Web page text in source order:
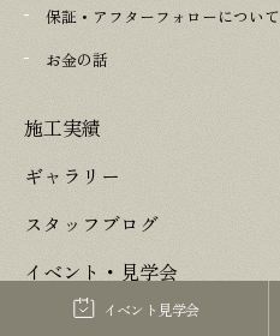
イベント見学会
保証・アフターフォローについて
お金の話
施工実績
ギャラリー
スタッフブログ
イベント・見学会